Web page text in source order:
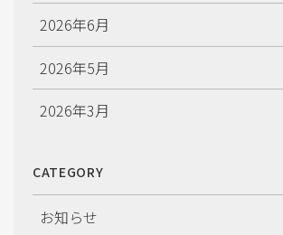
2026年6月
2026年5月
2026年3月
2026年1月
CATEGORY
お知らせ